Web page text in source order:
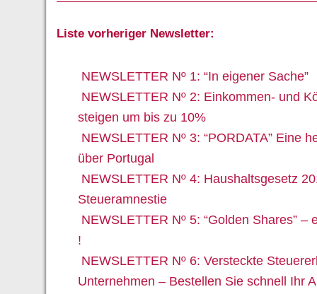
Liste vorheriger Newsletter:
NEWSLETTER Nº 1: “In eigener Sache”
NEWSLETTER Nº 2: Einkommen- und
steigen um bis zu 10%
NEWSLETTER Nº 3: “PORDATA” Eine
über Portugal
NEWSLETTER Nº 4: Haushaltsgesetz
Steueramnestie
NEWSLETTER Nº 5: “Golden Shares” –
!
NEWSLETTER Nº 6: Versteckte
Unternehmen – Bestellen Sie schnell Ihr